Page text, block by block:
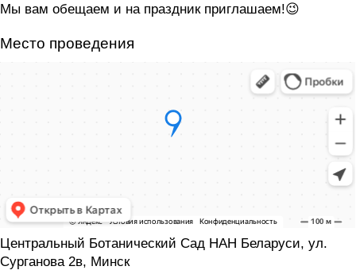
Мы вам обещаем и на праздник приглашаем!😉
Место проведения
Центральный Ботанический Сад НАН Беларуси, ул.
Сурганова 2в, Минск